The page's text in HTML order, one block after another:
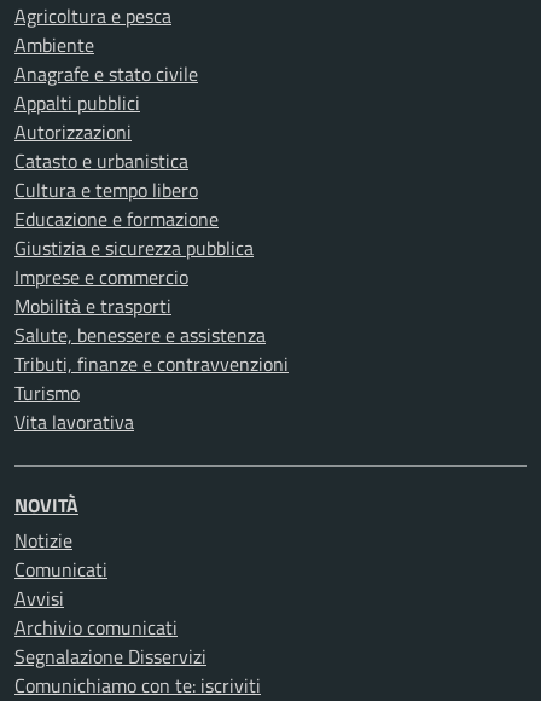
Agricoltura e pesca
Ambiente
Anagrafe e stato civile
Appalti pubblici
Autorizzazioni
Catasto e urbanistica
Cultura e tempo libero
Educazione e formazione
Giustizia e sicurezza pubblica
Imprese e commercio
Mobilità e trasporti
Salute, benessere e assistenza
Tributi, finanze e contravvenzioni
Turismo
Vita lavorativa
NOVITÀ
Notizie
Comunicati
Avvisi
Archivio comunicati
Segnalazione Disservizi
Comunichiamo con te: iscriviti